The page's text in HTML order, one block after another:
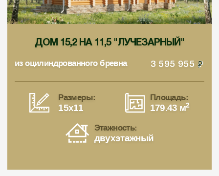
ДОМ 15,2 НА 11,5 "ЛУЧЕЗАРНЫЙ"
из оцилиндрованного бревна 3 595 955
Размеры:
15x11
Площадь:
179.43 м2
Этажность:
двухэтажный